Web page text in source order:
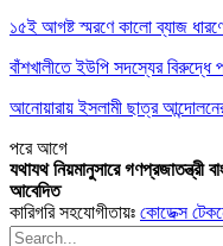
১৫ই আগষ্ট স্মরণে কালো ব্যাজ
বাঁশখালীতে ইউপি সদস্যের বিরুদ্ধে
আনোয়ারায় ইসলামী ছাত্র
পরেআগে
যথাযথ নিয়মানুসারে গণপ্রজাতন্ত্রী
আবেদিত
কারিগরি সহযোগীতায়ঃ কোডেক্স